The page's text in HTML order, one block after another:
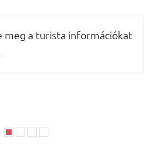
meg a turista információkat